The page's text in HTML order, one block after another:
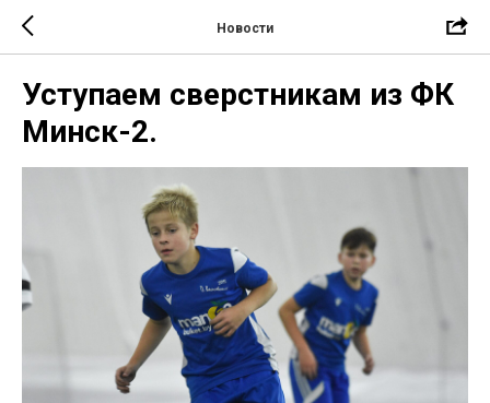
Новости
Уступаем сверстникам из ФК
Минск-2.